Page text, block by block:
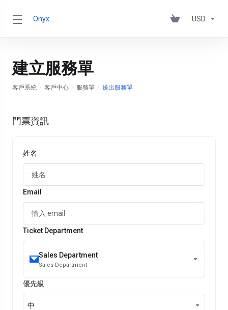
USD
建立服務單
客戶系統 客戶中心 服務單 送出服務單
門票資訊
姓名
Email
Ticket Department
Sales Department
Sales Department
優先級
中